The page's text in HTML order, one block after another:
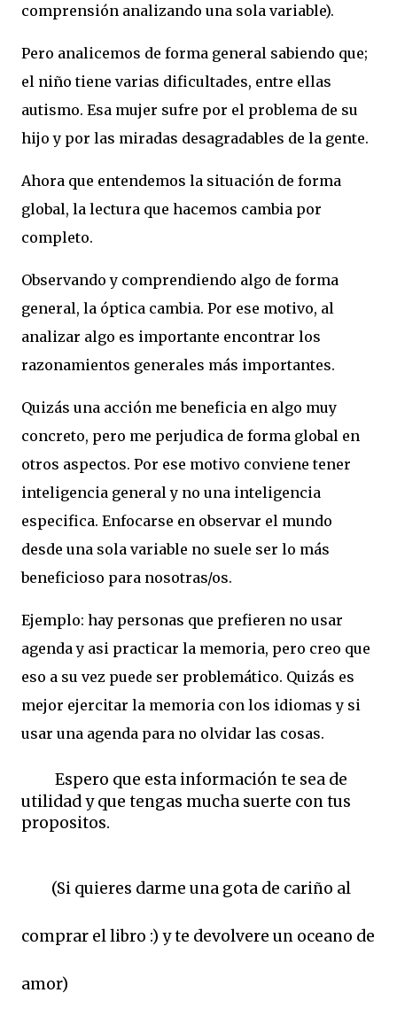
comprensión analizando una sola variable).
Pero analicemos de forma general sabiendo que;
el niño tiene varias dificultades, entre ellas
autismo. Esa mujer sufre por el problema de su
hijo y por las miradas desagradables de la gente.
Ahora que entendemos la situación de forma
global, la lectura que hacemos cambia por
completo.
Observando y comprendiendo algo de forma
general, la óptica cambia. Por ese motivo, al
analizar algo es importante encontrar los
razonamientos generales más importantes.
Quizás una acción me beneficia en algo muy
concreto, pero me perjudica de forma global en
otros aspectos. Por ese motivo conviene tener
inteligencia general y no una inteligencia
especifica. Enfocarse en observar el mundo
desde una sola variable no suele ser lo más
beneficioso para nosotras/os.
Ejemplo: hay personas que prefieren no usar
agenda y asi practicar la memoria, pero creo que
eso a su vez puede ser problemático. Quizás es
mejor ejercitar la memoria con los idiomas y si
usar una agenda para no olvidar las cosas.
Espero que esta información te sea de
utilidad y que tengas mucha suerte con tus
propositos.
(Si quieres darme una gota de cariño al
comprar el libro :) y te devolvere un oceano de
amor)